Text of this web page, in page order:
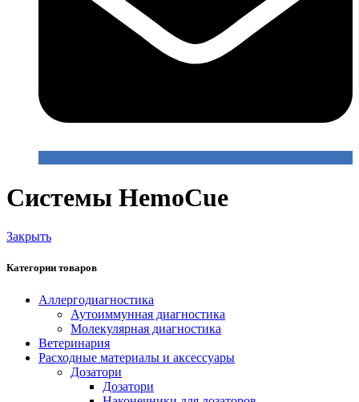
Системы HemoCue
Закрыть
Категории товаров
Аллергодиагностика
Аутоиммунная диагностика
Молекулярная диагностика
Ветеринария
Расходные материалы и аксессуары
Дозатори
Дозатори